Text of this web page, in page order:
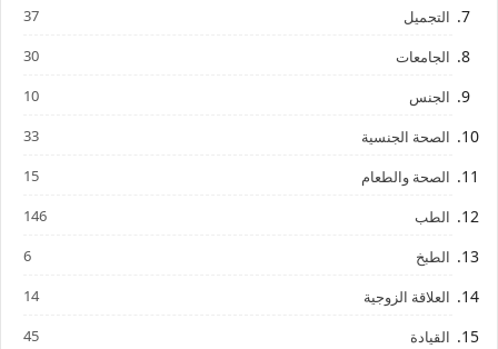
التجميل 37
الجامعات 30
الجنس 10
الصحة الجنسية 33
الصحة والطعام 15
الطب 146
الطبخ 6
العلاقة الزوجية 14
القيادة 45